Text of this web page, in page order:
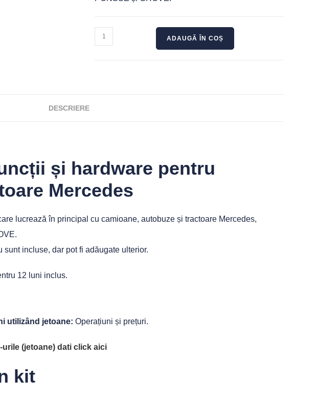
ADAUGĂ ÎN COȘ
DESCRIERE
și hardware pentru
Mercedes
lucrează în principal cu camioane, autobuze și tractoare Mercedes,
incluse, dar pot fi adăugate ulterior.
12 luni inclus.
utilizând jetoane: Operațiuni și prețuri.
(jetoane) dati click aici
kit